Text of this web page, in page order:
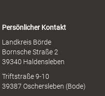
Persönlicher Kontakt
Landkreis Börde
Bornsche Straße 2
39340 Haldensleben
Triftstraße 9-10
39387 Oschersleben (Bode)